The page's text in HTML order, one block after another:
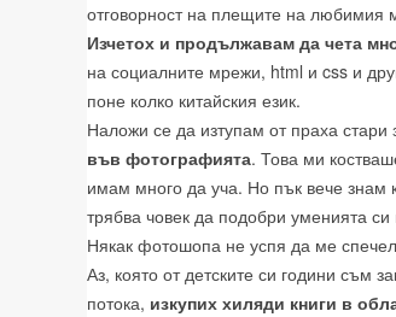
отговорност на плещите на любимия
Изчетох и продължавам да чета
на социалните мрежи, html и css и
поне колко китайския език.
Наложи се да изтупам от праха стари
във фотографията. Това ми
имам много да уча. Но пък вече знам
трябва човек да подобри уменията
Някак фотошопа не успя да ме
Аз, която от детските си години съм
потока, изкупих хиляди книги в